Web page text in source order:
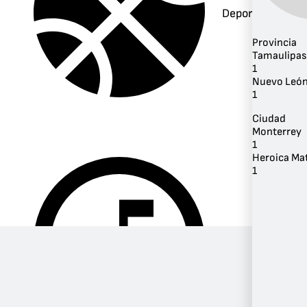
Deportes
Provincia
Tamaulipas
1
Nuevo
1
Ciudad
Monterrey
1
Heroica
1